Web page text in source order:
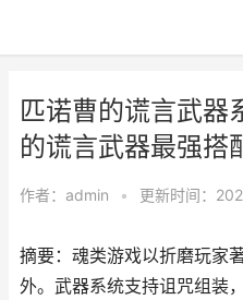
匹诺曹的谎言武器
的谎言武器最强搭
作者： admin • 更新时间：
摘要：魂类游戏以折磨玩家
外。武器系统支持诅咒组装